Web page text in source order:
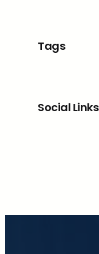
Tags
Social Links